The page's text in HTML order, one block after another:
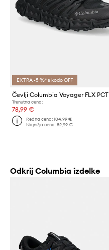
EXTRA -5 %* s kodo OFF
Čevlji Columbia Voyager FLX PCT
Trenutna cena:
78,99 €
Redna cena:104,99 €
Najnižja cena:82,99 €
Odkrij Columbia izdelke